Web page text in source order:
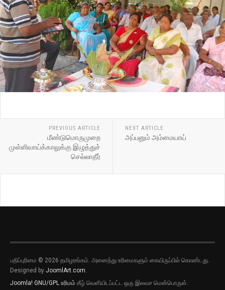
PREVIOUS ARTICLE
மீண்டுமொருமுறை
முள்ளிவாய்க்காலுக்கு இழுத்துச்
செல்லாதீர்
NEXT ARTICLE
அப்பனும் அம்மையாய்
பதிப்புரிமை © 2026 தமிழரங்கம். அனைத்து உரிமைகளும் கையிருப்பில் கொண்டது.
Designed by JoomlArt.com.
Joomla! GNU/GPL உரிமம் கீழ் வெளியிடப்பட்ட ஒரு இலவச மென்பொருள்.